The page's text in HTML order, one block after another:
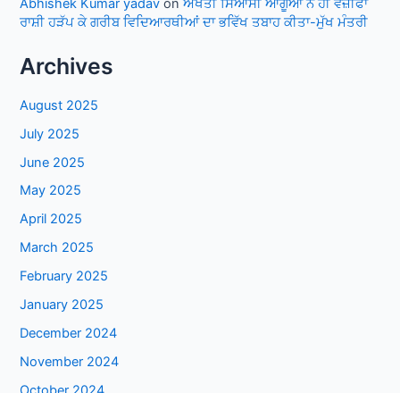
Abhishek Kumar yadav onਅਖੌਤੀ ਸਿਆਸੀ ਆਗੂਆਂ ਨੇ ਹੀ ਵਜ਼ੀਫਾ
ਰਾਸ਼ੀ ਹੜੱਪ ਕੇ ਗਰੀਬ ਵਿਦਿਆਰਥੀਆਂ ਦਾ ਭਵਿੱਖ ਤਬਾਹ ਕੀਤਾ-ਮੁੱਖ ਮੰਤਰੀ
Archives
August 2025
July 2025
June 2025
May 2025
April 2025
March 2025
February 2025
January 2025
December 2024
November 2024